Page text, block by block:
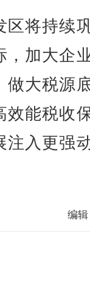
将持续
，加大企
做大税源
效能税收
注入更强
编